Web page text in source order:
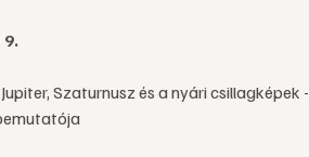
Szaturnusz és a nyári csillagképek -